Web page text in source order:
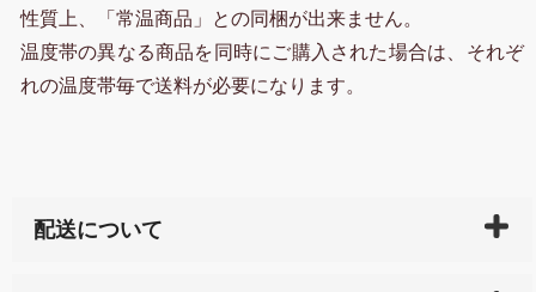
性質上、「常温商品」との同梱が出来ません。
温度帯の異なる商品を同時にご購入された場合は、それぞ
れの温度帯毎で送料が必要になります。
配送について